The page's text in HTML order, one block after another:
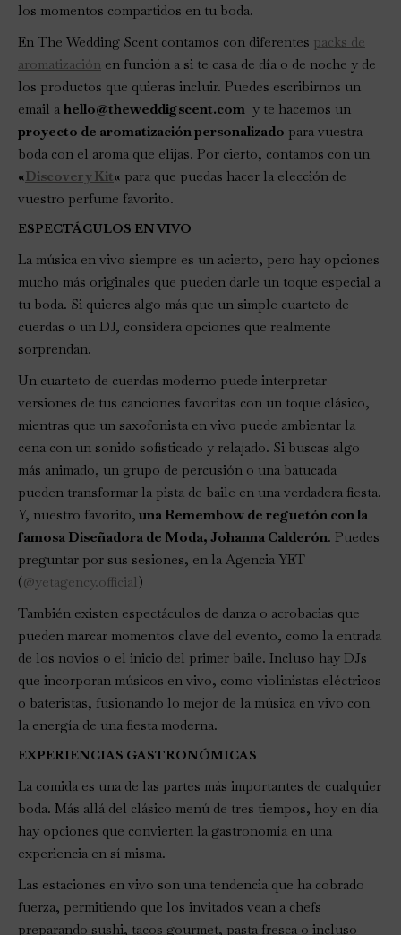
los momentos compartidos en tu boda.
En The Wedding Scent contamos con diferentes packs de
aromatización en función a si te casa de día o de noche y de
los productos que quieras incluir. Puedes escribirnos un
email a hello@theweddigscent.com y te hacemos un
proyecto de aromatización personalizado para vuestra
boda con el aroma que elijas. Por cierto, contamos con un
«Discovery Kit« para que puedas hacer la elección de
vuestro perfume favorito.
ESPECTÁCULOS EN VIVO
La música en vivo siempre es un acierto, pero hay opciones
mucho más originales que pueden darle un toque especial a
tu boda. Si quieres algo más que un simple cuarteto de
cuerdas o un DJ, considera opciones que realmente
sorprendan.
Un cuarteto de cuerdas moderno puede interpretar
versiones de tus canciones favoritas con un toque clásico,
mientras que un saxofonista en vivo puede ambientar la
cena con un sonido sofisticado y relajado. Si buscas algo
más animado, un grupo de percusión o una batucada
pueden transformar la pista de baile en una verdadera fiesta.
Y, nuestro favorito, una Remembow de reguetón con la
famosa Diseñadora de Moda, Johanna Calderón. Puedes
preguntar por sus sesiones, en la Agencia YET
(@yetagency.official)
También existen espectáculos de danza o acrobacias que
pueden marcar momentos clave del evento, como la entrada
de los novios o el inicio del primer baile. Incluso hay DJs
que incorporan músicos en vivo, como violinistas eléctricos
o bateristas, fusionando lo mejor de la música en vivo con
la energía de una fiesta moderna.
EXPERIENCIAS GASTRONÓMICAS
La comida es una de las partes más importantes de cualquier
boda. Más allá del clásico menú de tres tiempos, hoy en día
hay opciones que convierten la gastronomía en una
experiencia en sí misma.
Las estaciones en vivo son una tendencia que ha cobrado
fuerza, permitiendo que los invitados vean a chefs
preparando sushi, tacos gourmet, pasta fresca o incluso